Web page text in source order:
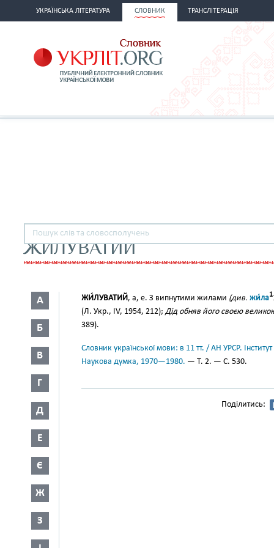
УКРАЇНСЬКА ЛІТЕРАТУРА СЛОВНИК ТРАНСЛІТЕРАЦІЯ
ЖИЛУВАТИЙ
А
Б
В
Г
Д
Е
Є
Ж
З
ЖИ́ЛУВАТИЙ, а, е. З випнутими жилами (див. жи́ла1
(Л. Укр., IV, 1954, 212); Дід обняв його своєю
389).
Словник української мови: в 11 тт. / АН УРСР.
Наукова думка, 1970—1980. — Т. 2. — С. 530.
Поділитись: